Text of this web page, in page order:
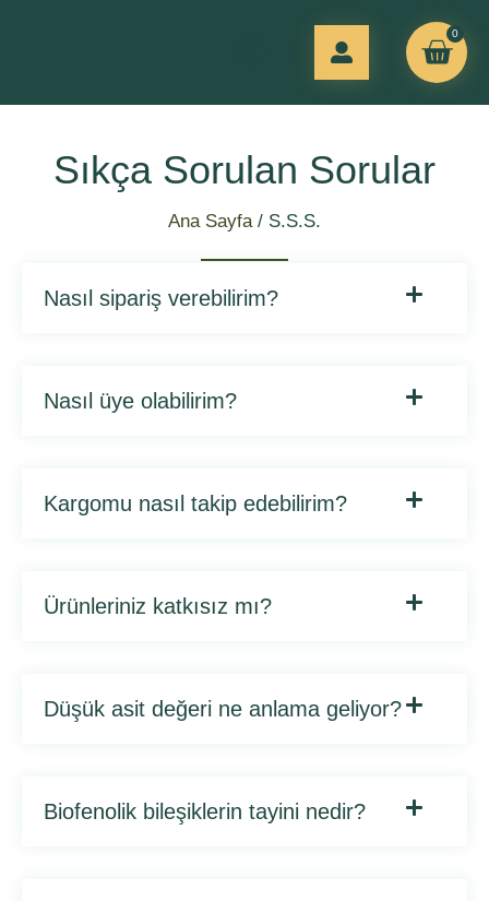
0
Sıkça Sorulan Sorular
Ana Sayfa/ S.S.S.
Nasıl sipariş verebilirim?
Nasıl üye olabilirim?
Kargomu nasıl takip edebilirim?
Ürünleriniz katkısız mı?
Düşük asit değeri ne anlama geliyor?
Biofenolik bileşiklerin tayini nedir?